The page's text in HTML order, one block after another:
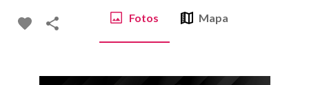
Fotos Mapa